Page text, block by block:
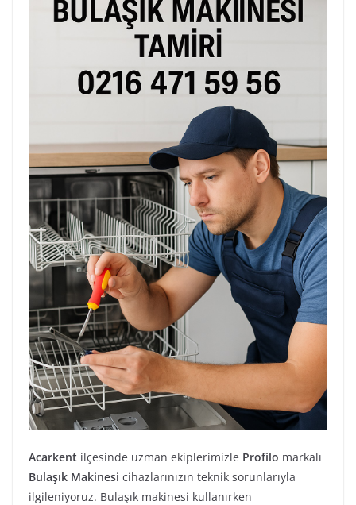
Acarkent ilçesinde uzman ekiplerimizle Profilo markalı
Bulaşık Makinesi cihazlarınızın teknik sorunlarıyla
ilgileniyoruz. Bulaşık makinesi kullanırken